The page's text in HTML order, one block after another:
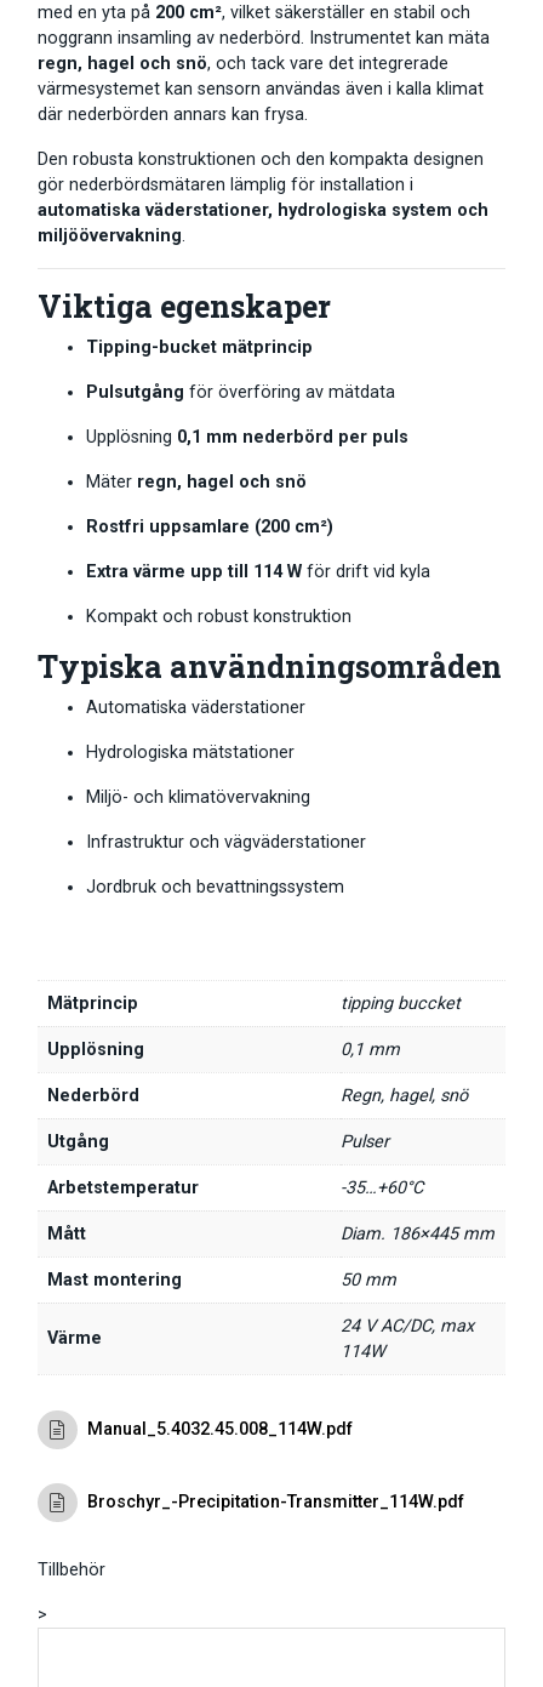
med en yta på 200 cm², vilket säkerställer en stabil och
noggrann insamling av nederbörd. Instrumentet kan mäta
regn, hagel och snö, och tack vare det integrerade
värmesystemet kan sensorn användas även i kalla klimat
där nederbörden annars kan frysa.
Den robusta konstruktionen och den kompakta designen
gör nederbördsmätaren lämplig för installation i
automatiska väderstationer, hydrologiska system och
miljöövervakning.
Viktiga egenskaper
Tipping-bucket mätprincip
Pulsutgång för överföring av mätdata
Upplösning 0,1 mm nederbörd per puls
Mäter regn, hagel och snö
Rostfri uppsamlare (200 cm²)
Extra värme upp till 114 W för drift vid kyla
Kompakt och robust konstruktion
Typiska användningsområden
Automatiska väderstationer
Hydrologiska mätstationer
Miljö- och klimatövervakning
Infrastruktur och vägväderstationer
Jordbruk och bevattningssystem
Mätprincip tipping buccket
Upplösning 0,1 mm
Nederbörd Regn, hagel, snö
Utgång Pulser
Arbetstemperatur -35…+60°C
Mått Diam. 186×445 mm
Mast montering 50 mm
Värme
24 V AC/DC, max
114W
Manual_5.4032.45.008_114W.pdf
Broschyr_-Precipitation-Transmitter_114W.pdf
Tillbehör
>